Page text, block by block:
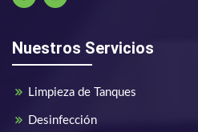
Nuestros Servicios
Limpieza de Tanques
Desinfección